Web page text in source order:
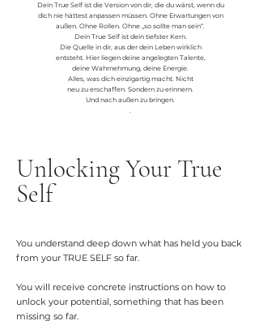
Dein True Self ist die Version von dir, die du wärst, wenn du
dich nie hättest anpassen müssen. Ohne Erwartungen von
außen. Ohne Rollen. Ohne „so sollte man sein“.
Dein True Self ist dein tiefster Kern.
Die Quelle in dir, aus der dein Leben wirklich
entsteht. Hier liegen deine angelegten Talente,
deine Wahrnehmung, deine Energie.
Alles, was dich einzigartig macht. Nicht
neu zu erschaffen. Sondern zu erinnern.
Und nach außen zu bringen.
.
Unlocking Your True
Self
You understand deep down what has held you back
from your TRUE SELF so far.
You will receive concrete instructions on how to
unlock your potential, something that has been
missing so far.